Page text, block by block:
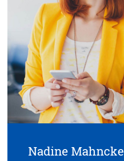
Nadine Mahncke